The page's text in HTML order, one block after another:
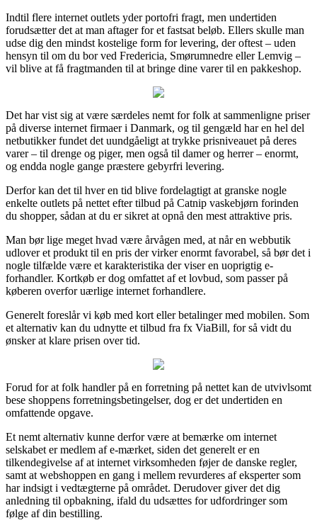
Indtil flere internet outlets yder portofri fragt, men undertiden
forudsætter det at man aftager for et fastsat beløb. Ellers skulle man
udse dig den mindst kostelige form for levering, der oftest – uden
hensyn til om du bor ved Fredericia, Smørumnedre eller Lemvig –
vil blive at få fragtmanden til at bringe dine varer til en pakkeshop.
Det har vist sig at være særdeles nemt for folk at sammenligne priser
på diverse internet firmaer i Danmark, og til gengæld har en hel del
netbutikker fundet det uundgåeligt at trykke prisniveauet på deres
varer – til drenge og piger, men også til damer og herrer – enormt,
og endda nogle gange præstere gebyrfri levering.
Derfor kan det til hver en tid blive fordelagtigt at granske nogle
enkelte outlets på nettet efter tilbud på Catnip vaskebjørn forinden
du shopper, sådan at du er sikret at opnå den mest attraktive pris.
Man bør lige meget hvad være årvågen med, at når en webbutik
udlover et produkt til en pris der virker enormt favorabel, så bør det i
nogle tilfælde være et karakteristika der viser en uoprigtig e-
forhandler. Kortkøb er dog omfattet af et lovbud, som passer på
køberen overfor uærlige internet forhandlere.
Generelt foreslår vi køb med kort eller betalinger med mobilen. Som
et alternativ kan du udnytte et tilbud fra fx ViaBill, for så vidt du
ønsker at klare prisen over tid.
Forud for at folk handler på en forretning på nettet kan de utvivlsomt
bese shoppens forretningsbetingelser, dog er det undertiden en
omfattende opgave.
Et nemt alternativ kunne derfor være at bemærke om internet
selskabet er medlem af e-mærket, siden det generelt er en
tilkendegivelse af at internet virksomheden føjer de danske regler,
samt at webshoppen en gang i mellem revurderes af eksperter som
har indsigt i vedtægterne på området. Derudover giver det dig
anledning til opbakning, ifald du udsættes for udfordringer som
følge af din bestilling.